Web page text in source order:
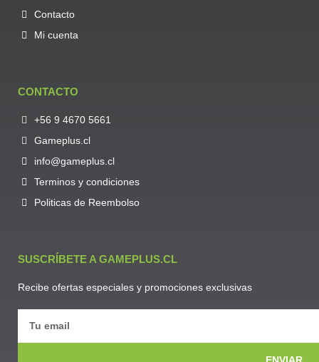
Contacto
Mi cuenta
CONTACTO
+56 9 4670 5661
Gameplus.cl
info@gameplus.cl
Terminos y condiciones
Politicas de Reembolso
SUSCRÍBETE A GAMEPLUS.CL
Recibe ofertas especiales y promociones exclusivas
ENVIAR